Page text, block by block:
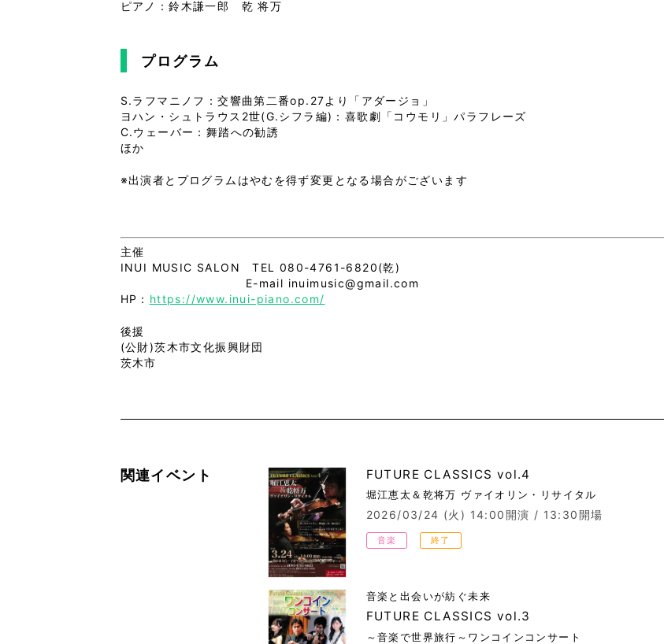
ピアノ：鈴木謙一郎 乾 将万
プログラム
S.ラフマニノフ：交響曲第二番op.27より「アダージョ」
ヨハン・シュトラウス2世(G.シフラ編)：喜歌劇「コウモリ」パラフレーズ
C.ウェーバー：舞踏への勧誘
ほか
※出演者とプログラムはやむを得ず変更となる場合がございます
主催
INUI MUSIC SALON TEL 080-4761-6820(乾)
E-mail inuimusic@gmail.com
HP： https://www.inui-piano.com/
後援
(公財)茨木市文化振興財団
茨木市
関連イベント FUTURE CLASSICS vol.4
堀江恵太＆乾将万 ヴァイオリン・リサイタル
2026/03/24 (火) 14:00開演 / 13:30開場
音楽 終了
音楽と出会いが紡ぐ未来
FUTURE CLASSICS vol.3
～音楽で世界旅行～ワンコインコンサート